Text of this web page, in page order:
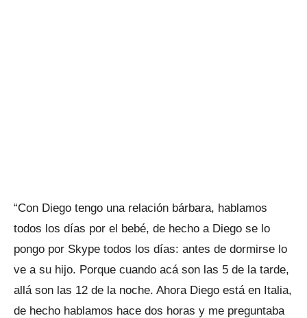
“Con Diego tengo una relación bárbara, hablamos
todos los días por el bebé, de hecho a Diego se lo
pongo por Skype todos los días: antes de dormirse lo
ve a su hijo. Porque cuando acá son las 5 de la tarde,
allá son las 12 de la noche. Ahora Diego está en Italia,
de hecho hablamos hace dos horas y me preguntaba